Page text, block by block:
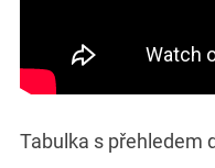
Tabulka s přehledem